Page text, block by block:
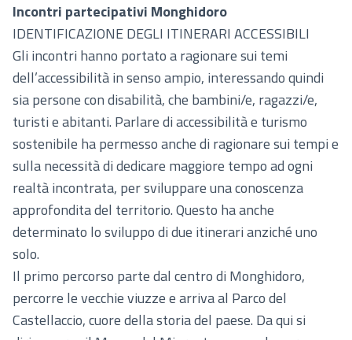
Incontri partecipativi Monghidoro
IDENTIFICAZIONE DEGLI ITINERARI ACCESSIBILI
Gli incontri hanno portato a ragionare sui temi
dell’accessibilità in senso ampio, interessando quindi
sia persone con disabilità, che bambini/e, ragazzi/e,
turisti e abitanti. Parlare di accessibilità e turismo
sostenibile ha permesso anche di ragionare sui tempi e
sulla necessità di dedicare maggiore tempo ad ogni
realtà incontrata, per sviluppare una conoscenza
approfondita del territorio. Questo ha anche
determinato lo sviluppo di due itinerari anziché uno
solo.
Il primo percorso parte dal centro di Monghidoro,
percorre le vecchie viuzze e arriva al Parco del
Castellaccio, cuore della storia del paese. Da qui si